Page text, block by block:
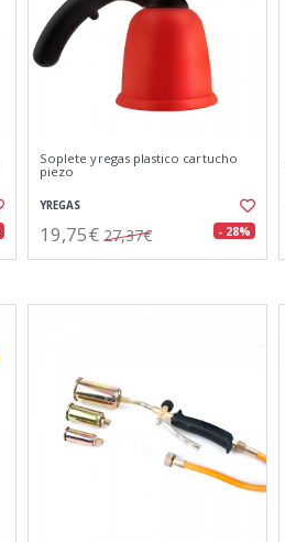
Soplete yregas plastico cartucho
piezo
YREGAS
19,75€ 27,37€ - 28%